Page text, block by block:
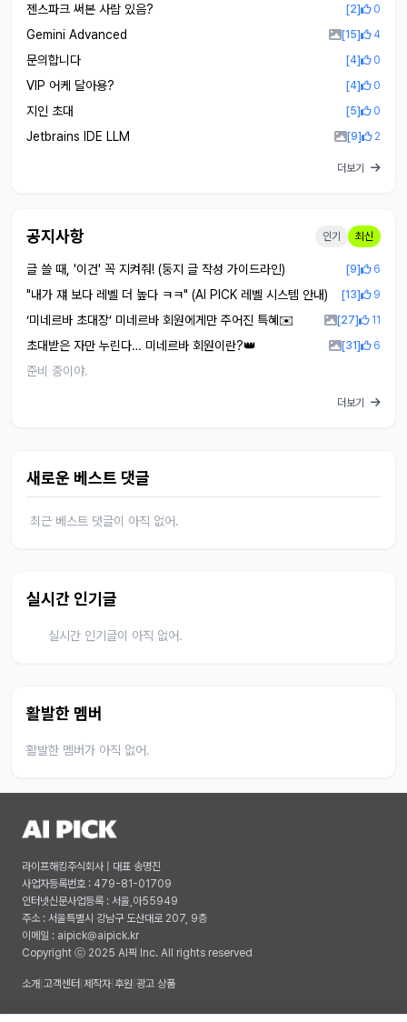
젠스파크 써본 사람 있음? [2] 0
Gemini Advanced [15] 4
문의합니다 [4] 0
VIP 어케 달아용? [4] 0
지인 초대 [5] 0
Jetbrains IDE LLM [9] 2
더보기
공지사항 인기 최신
글 쓸 때, '이건' 꼭 지켜줘! (둥지 글 작성 가이드라인) [9] 6
"내가 쟤 보다 레벨 더 높다 ㅋㅋ" (AI PICK 레벨 시스템 안내) [13] 9
‘미네르바 초대장’ 미네르바 회원에게만 주어진 특혜✉️ [27] 11
초대받은 자만 누린다… 미네르바 회원이란?👑 [31] 6
준비 중이야.
더보기
새로운 베스트 댓글
최근 베스트 댓글이 아직 없어.
실시간 인기글
실시간 인기글이 아직 없어.
활발한 멤버
활발한 멤버가 아직 없어.
라이프해킹주식회사 | 대표 송명진
사업자등록번호 : 479-81-01709
인터넷신문사업등록 : 서울,아55949
주소 : 서울특별시 강남구 도산대로 207, 9층
이메일 : aipick@aipick.kr
Copyright ⓒ 2025 AI픽 Inc. All rights reserved
소개 고객센터 제작자| 후원 광고 상품